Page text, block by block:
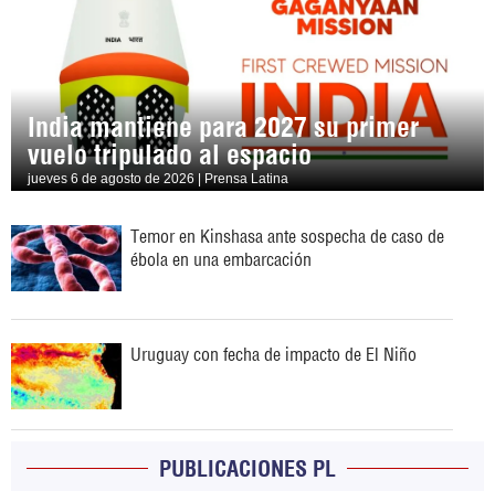
India mantiene para 2027 su primer
vuelo tripulado al espacio
jueves 6 de agosto de 2026 | Prensa Latina
Temor en Kinshasa ante sospecha de caso de
ébola en una embarcación
Uruguay con fecha de impacto de El Niño
PUBLICACIONES PL